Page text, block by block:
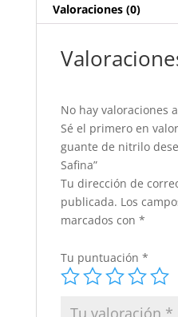
Valoraciones (0)
No hay valoraciones
Sé el primero en
guante de nitrilo
Safina”
Tu dirección de
publicada. Los
marcados con *
Tu puntuación *